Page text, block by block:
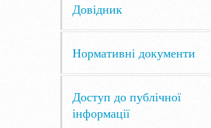
Довідник
Нормативні документи
Доступ до публічної
інформації